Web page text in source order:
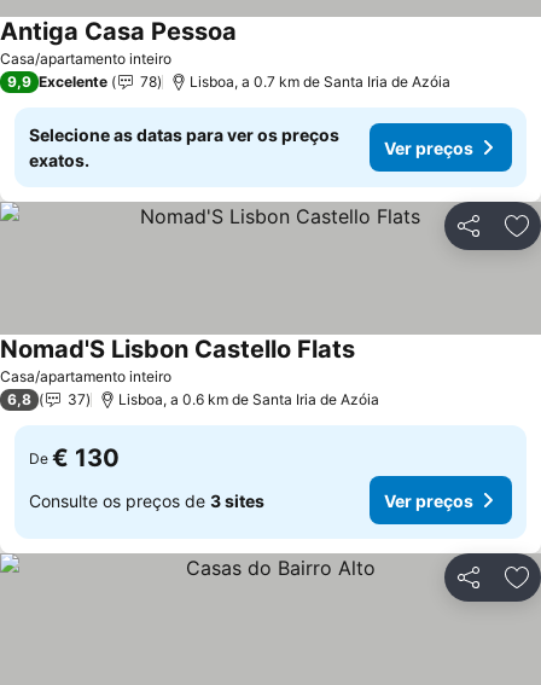
Casa/apartamento inteiro
Antiga Casa Pessoa
9,9 Excelente 78 Lisboa, a 0.7 km de Santa Iria de Azóia
Selecione as datas para ver os preços
exatos.
Ver preços
Partilhar
Casa/apartamento inteiro
Nomad'S Lisbon Castello FlatsVer preços
6,8 37 Lisboa, a 0.6 km de Santa Iria de Azóia
De € 130
Consulte os preços de 3 sites Ver preços
Partilhar